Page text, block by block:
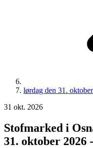
lørdag den 31.
31 okt. 2026
Stofmarked i
31. oktober 2026